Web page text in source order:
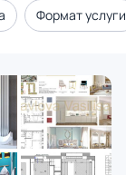
Формат услуги